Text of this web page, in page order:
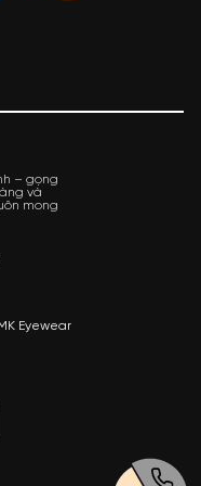
– gọng
và
mong
Eyewear